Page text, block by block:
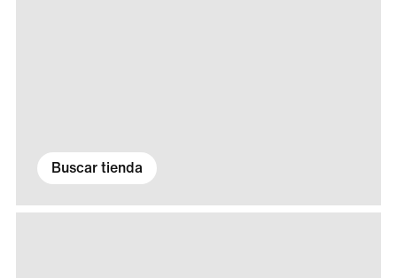
Buscar tienda